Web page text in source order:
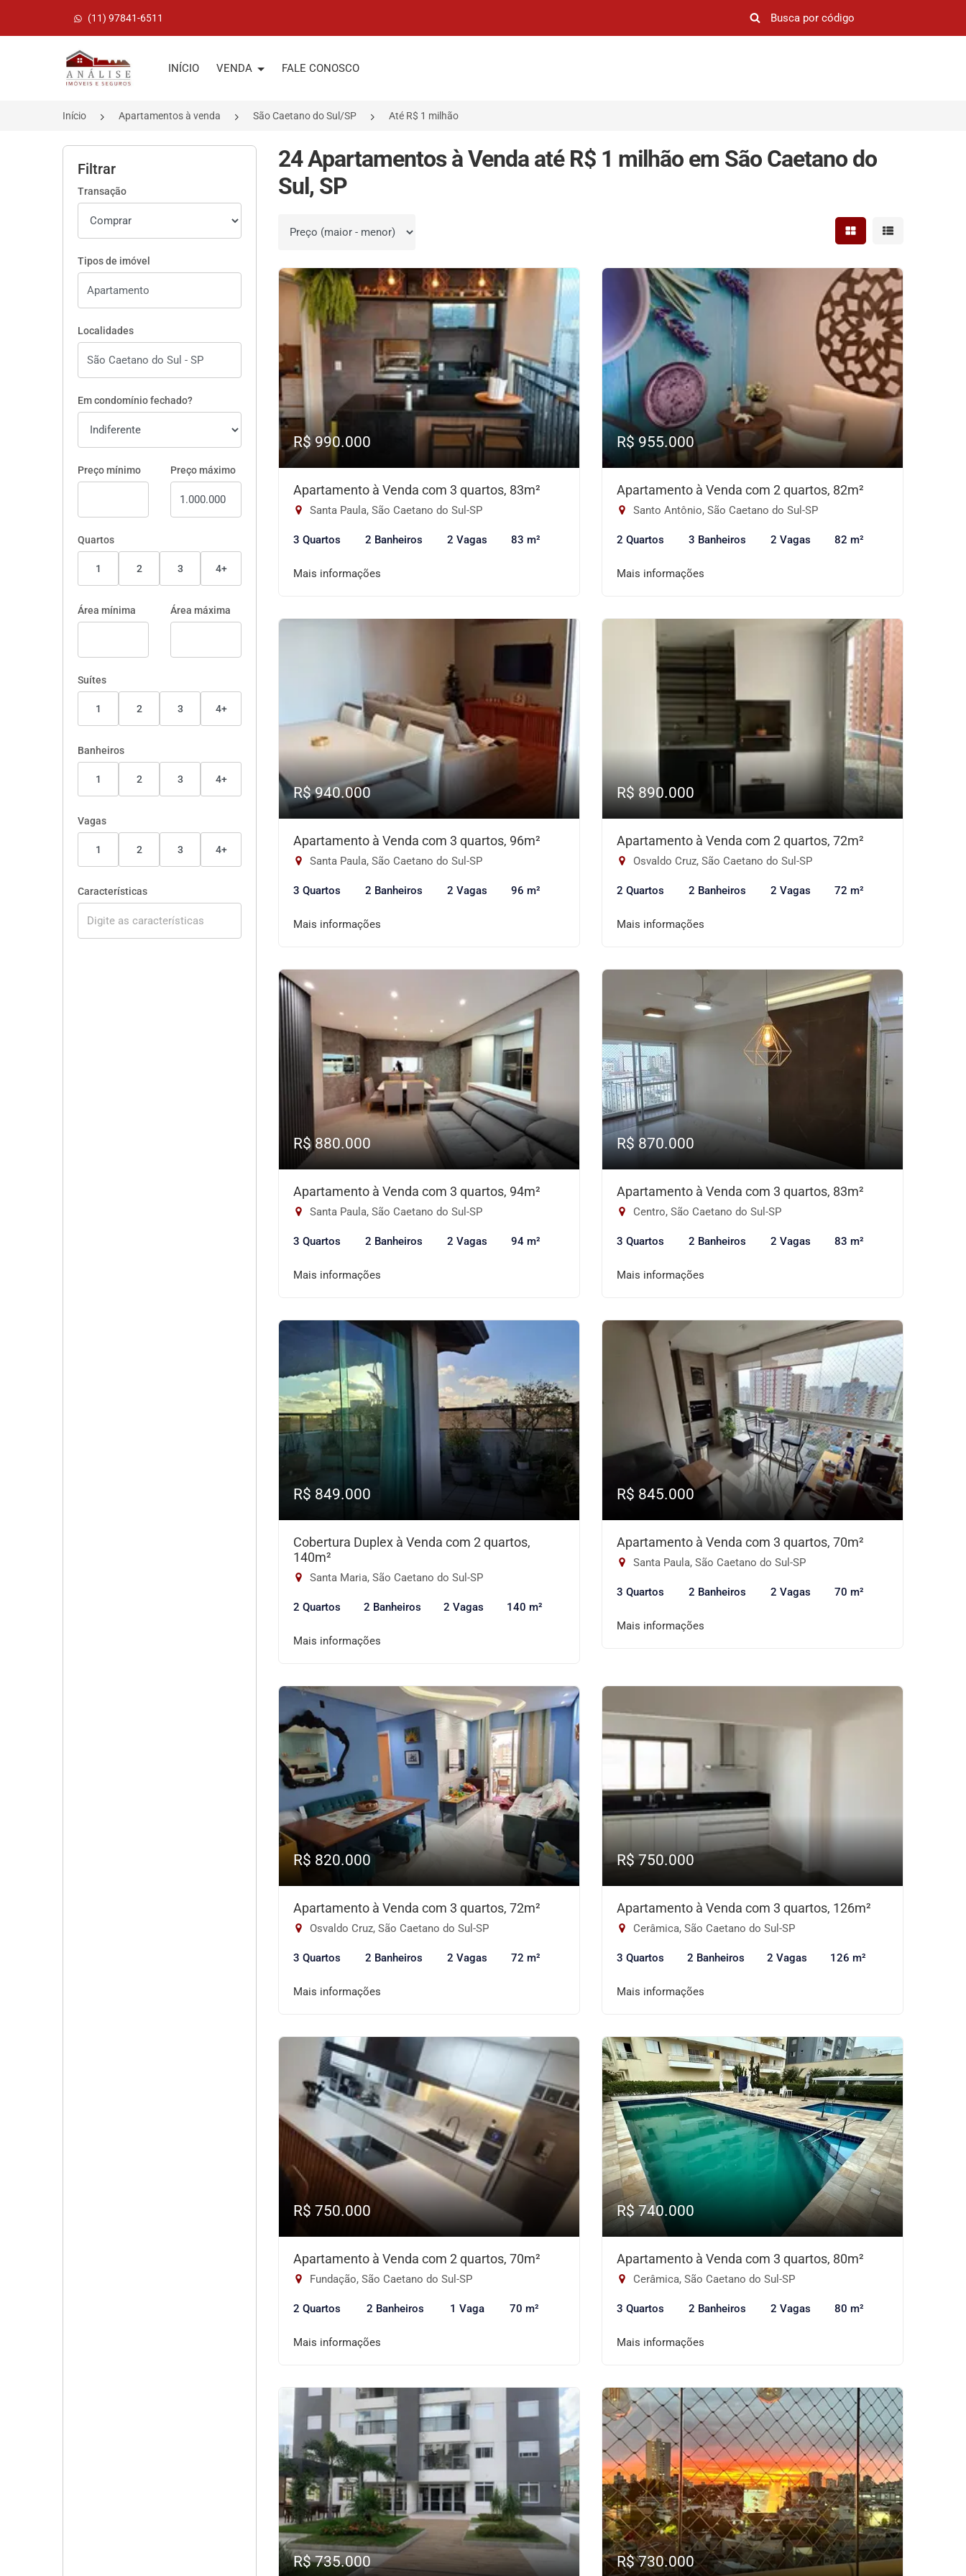
(11) 97841-6511
Página inicial
INÍCIO VENDA FALE CONOSCO
Início Apartamentos à venda São Caetano do Sul/SP Até R$ 1 milhão
Filtrar
Transação
Tipos de imóvel
Localidades
Em condomínio fechado?
Preço mínimo Preço máximo
Quartos
1 2 3 4+
Área mínima Área máxima
Suítes
1 2 3 4+
Banheiros
1 2 3 4+
Vagas
1 2 3 4+
Características
24 Apartamentos à Venda até R$ 1 milhão em São Caetano do
Sul, SP
Ordenar por Mostrar resultados em
Mostrar
R$ 990.000
Apartamento à Venda com 3 quartos, 83m²
Santa Paula, São Caetano do Sul-SP
3 Quartos 2 Banheiros 2 Vagas 83 m²
Mais informações
R$ 955.000
Apartamento à Venda com 2 quartos, 82m²
Santo Antônio, São Caetano do Sul-SP
2 Quartos 3 Banheiros 2 Vagas 82 m²
Mais informações
R$ 940.000
Apartamento à Venda com 3 quartos, 96m²
Santa Paula, São Caetano do Sul-SP
3 Quartos 2 Banheiros 2 Vagas 96 m²
Mais informações
R$ 890.000
Apartamento à Venda com 2 quartos, 72m²
Osvaldo Cruz, São Caetano do Sul-SP
2 Quartos 2 Banheiros 2 Vagas 72 m²
Mais informações
R$ 880.000
Apartamento à Venda com 3 quartos, 94m²
Santa Paula, São Caetano do Sul-SP
3 Quartos 2 Banheiros 2 Vagas 94 m²
Mais informações
R$ 870.000
Apartamento à Venda com 3 quartos, 83m²
Centro, São Caetano do Sul-SP
3 Quartos 2 Banheiros 2 Vagas 83 m²
Mais informações
R$ 849.000
Cobertura Duplex à Venda com 2 quartos,
140m²
Santa Maria, São Caetano do Sul-SP
2 Quartos 2 Banheiros 2 Vagas 140 m²
Mais informações
R$ 845.000
Apartamento à Venda com 3 quartos, 70m²
Santa Paula, São Caetano do Sul-SP
3 Quartos 2 Banheiros 2 Vagas 70 m²
Mais informações
R$ 820.000
Apartamento à Venda com 3 quartos, 72m²
Osvaldo Cruz, São Caetano do Sul-SP
3 Quartos 2 Banheiros 2 Vagas 72 m²
Mais informações
R$ 750.000
Apartamento à Venda com 3 quartos, 126m²
Cerâmica, São Caetano do Sul-SP
3 Quartos 2 Banheiros 2 Vagas 126 m²
Mais informações
R$ 750.000
Apartamento à Venda com 2 quartos, 70m²
Fundação, São Caetano do Sul-SP
2 Quartos 2 Banheiros 1 Vaga 70 m²
Mais informações
R$ 740.000
Apartamento à Venda com 3 quartos, 80m²
Cerâmica, São Caetano do Sul-SP
3 Quartos 2 Banheiros 2 Vagas 80 m²
Mais informações
R$ 735.000 R$ 730.000